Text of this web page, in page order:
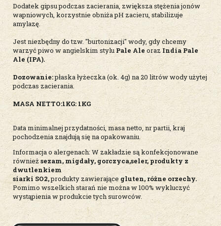
Dodatek gipsu podczas zacierania, zwiększa stężenia jonów
wapniowych, korzystnie obniża pH zacieru, stabilizuje
amylazę.
Jest niezbędny do tzw. "burtonizacji" wody, gdy chcemy
warzyć piwo w angielskim stylu Pale Ale oraz India Pale
Ale (IPA).
Dozowanie:płaska łyżeczka (ok. 4g) na 20 litrów wody użytej
podczas zacierania.
MASA NETTO:1KG: 1KG
Data minimalnej przydatności, masa netto, nr partii, kraj
pochodzenia znajdują się na opakowaniu.
Informacja o alergenach: W zakładzie są konfekcjonowane
równieżsezam, migdały, gorczyca,seler, produkty z
dwutlenkiem
siarki SO2,produkty zawierające gluten, różne orzechy.
Pomimo wszelkich starań nie można w 100% wykluczyć
wystąpienia w produkcie tych surowców.